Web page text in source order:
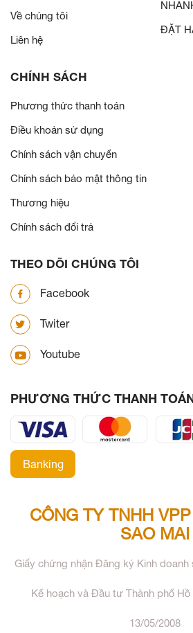
Về chúng tôi
Liên hệ
ĐẶT
CHÍNH SÁCH
Phương thức thanh toán
Điều khoản sử dụng
Chính sách vận chuyển
Chính sách bảo mật thông tin
Thương hiệu
Chính sách đổi trả
THEO DÕI CHÚNG TÔI
Facebook
Twiter
Youtube
PHƯƠNG THỨC THANH
Banking
CÔNG TY TNHH
SAO MAI
Giấy chứng nhận Đăng ký Kinh doanh
Kế hoạch và Đầu tư Thành phố
13/05/2008